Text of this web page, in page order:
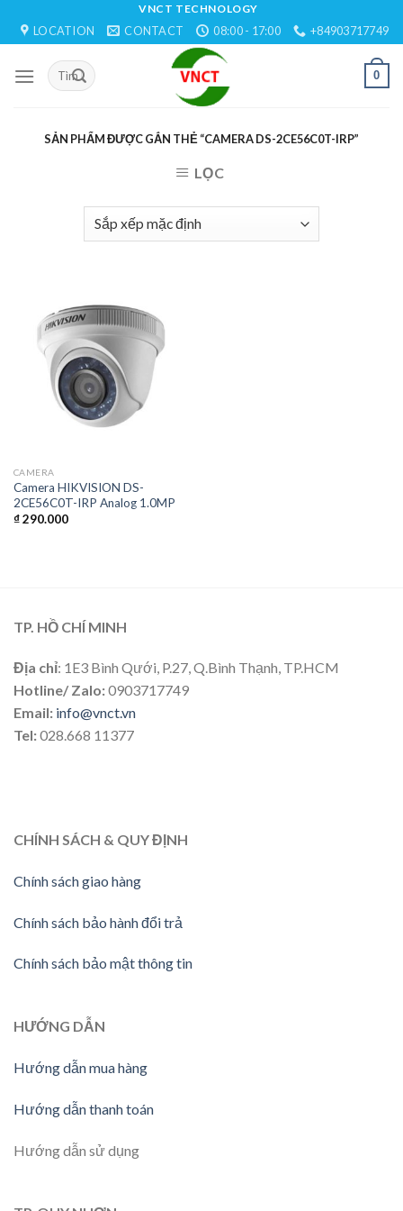
VNCT TECHNOLOGY
LOCATION CONTACT 08:00 - 17:00 +84903717749
0
SẢN PHẨM ĐƯỢC GẮN THẺ “CAMERA DS-2CE56C0T-IRP”
LỌC
CAMERA
Camera HIKVISION DS-
2CE56C0T-IRP Analog 1.0MP
₫290.000
TP. HỒ CHÍ MINH
Địa chỉ: 1E3 Bình Qưới, P.27, Q.Bình Thạnh, TP.HCM
Hotline/ Zalo:0903717749
Email: info@vnct.vn
Tel:028.668 11377
CHÍNH SÁCH & QUY ĐỊNH
Chính sách giao hàng
Chính sách bảo hành đổi trả
Chính sách bảo mật thông tin
HƯỚNG DẪN
Hướng dẫn mua hàng
Hướng dẫn thanh toán
Hướng dẫn sử dụng